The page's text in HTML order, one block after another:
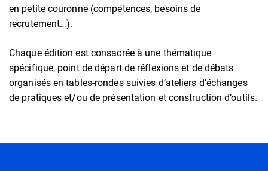
en petite couronne (compétences, besoins de
recrutement…).
Chaque édition est consacrée à une thématique
spécifique, point de départ de réflexions et de débats
organisés en tables-rondes suivies d’ateliers d’échanges
de pratiques et/ou de présentation et construction d’outils.